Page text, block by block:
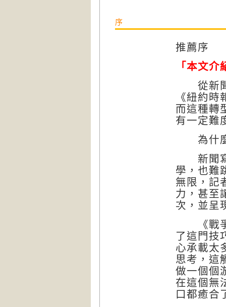
序
推薦序
「本文
從新聞
《紐約
而這種轉
有一定難
為什麼
新聞寫
學，也難
無限，記
力，甚至
次，並呈
《戰爭
了這門技
心承載太
思考，這
做一個個
在這個無
口都癒合